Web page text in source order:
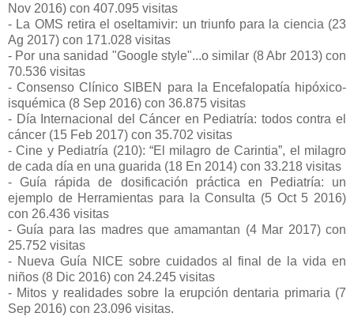
Nov 2016) con 407.095 visitas
- La OMS retira el oseltamivir: un triunfo para la ciencia (23
Ag 2017) con 171.028 visitas
- Por una sanidad "Google style"...o similar (8 Abr 2013) con
70.536 visitas
- Consenso Clínico SIBEN para la Encefalopatía hipóxico-
isquémica (8 Sep 2016) con 36.875 visitas
- Día Internacional del Cáncer en Pediatría: todos contra el
cáncer (15 Feb 2017) con 35.702 visitas
- Cine y Pediatría (210): “El milagro de Carintia”, el milagro
de cada día en una guarida (18 En 2014) con 33.218 visitas
- Guía rápida de dosificación práctica en Pediatría: un
ejemplo de Herramientas para la Consulta (5 Oct 5 2016)
con 26.436 visitas
- Guía para las madres que amamantan (4 Mar 2017) con
25.752 visitas
- Nueva Guía NICE sobre cuidados al final de la vida en
niños (8 Dic 2016) con 24.245 visitas
- Mitos y realidades sobre la erupción dentaria primaria (7
Sep 2016) con 23.096 visitas.